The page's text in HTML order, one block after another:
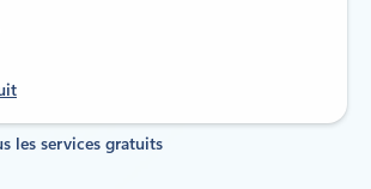
les services gratuits